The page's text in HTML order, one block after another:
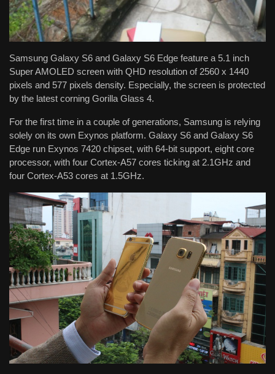
Samsung Galaxy S6 and Galaxy S6 Edge feature a 5.1 inch
Super AMOLED screen with QHD resolution of 2560 x 1440
pixels and 577 pixels density. Especially, the screen is protected
by the latest corning Gorilla Glass 4.
For the first time in a couple of generations, Samsung is relying
solely on its own Exynos platform. Galaxy S6 and Galaxy S6
Edge run Exynos 7420 chipset, with 64-bit support, eight core
processor, with four Cortex-A57 cores ticking at 2.1GHz and
four Cortex-A53 cores at 1.5GHz.